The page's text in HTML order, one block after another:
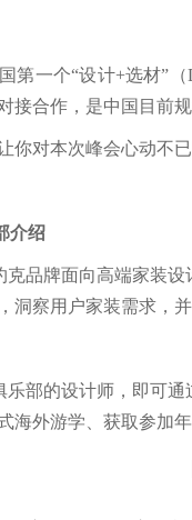
第一个“设计+选材”
接合作，是中国目前
你对本次峰会心动不
介绍
品牌面向高端家装
洞察用户家装需求，并
部的设计师，即可
海外游学、获取参加